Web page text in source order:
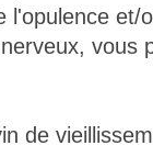
l'opulence et/
vous
de